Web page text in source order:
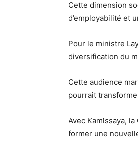
Cette dimension
d’employabilité et
Pour le ministre
diversification du
Cette audience
pourrait
Avec Kamissaya,
former une